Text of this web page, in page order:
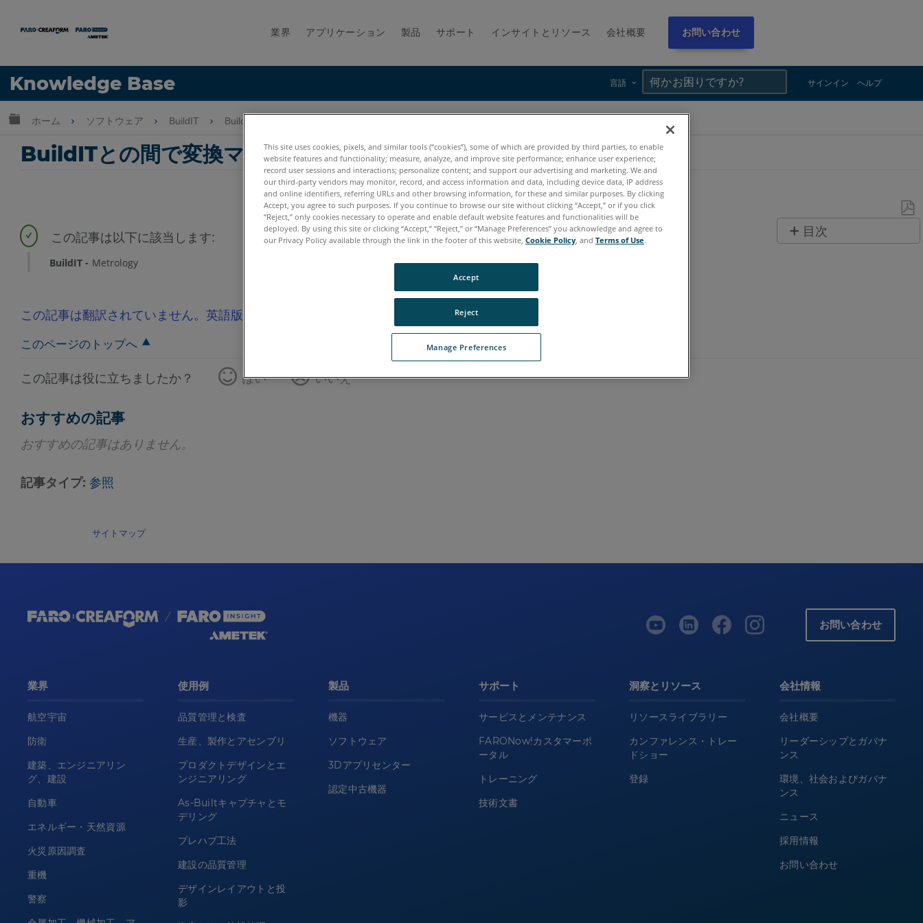
業界 アプリケーション 製品 サポート インサイトとリソース 会社概要 お問い合わせ
Knowledge Base 言語 サインイン ヘルプ
言語
グローバル階層を展開/折りたたむ
ホーム ソフトウェア BuildIT BuildIT Metrology
BuildITとの間で変換マトリックスを渡す方法
と
目次
BuildIT Metrology
この記事は翻訳されていません。英語版を見るにはここをクリックしてください。
このページのトップへ
この記事は役に立ちましたか？ はい いいえ
おすすめの記事
おすすめの記事はありません。
記事タイプ 参照
サイトマップ
お問い合わせ
業界
航空宇宙
防衛
建築、エンジニアリン
グ、建設
自動車
エネルギー・天然資源
火災原因調査
重機
警察
使用例
品質管理と検査
生産、製作とアセンブリ
プロダクトデザインとエ
ンジニアリング
As-Builtキャプチャとモ
デリング
プレハブ工法
建設の品質管理
デザインレイアウトと投
影
製品
機器
ソフトウェア
3Dアプリセンター
認定中古機器
サポート
サービスとメンテナンス
FARONow!カスタマーポ
ータル
トレーニング
技術文書
洞察とリソース
リソースライブラリー
カンファレンス・トレー
ドショー
登録
会社情報
会社概要
リーダーシップとガバナ
ンス
環境、社会およびガバナ
ンス
ニュース
採用情報
お問い合わせ
This site uses cookies, pixels, and similar tools (“cookies”), some of which are provided by third parties, to enable
website features and functionality; measure, analyze, and improve site performance; enhance user experience;
record user sessions and interactions; personalize content; and support our advertising and marketing. We and
our third-party vendors may monitor, record, and access information and data, including device data, IP address
and online identifiers, referring URLs and other browsing information, for these and similar purposes. By clicking
Accept, you agree to such purposes. If you continue to browse our site without clicking “Accept,” or if you click
“Reject,” only cookies necessary to operate and enable default website features and functionalities will be
deployed. By using this site or clicking “Accept,” “Reject,” or “Manage Preferences” you acknowledge and agree to
our Privacy Policy available through the link in the footer of this website, Cookie Policy, and Terms of Use.
Manage Preferences
Reject
Accept